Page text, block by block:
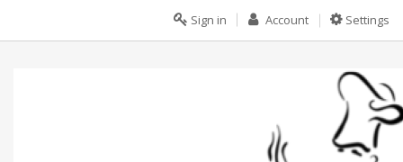
Settings
Account
Sign in